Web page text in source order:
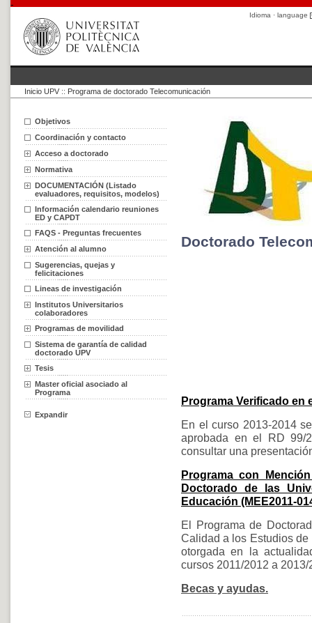
Idioma · language
Inicio UPV :: Programa de doctorado Telecomunicación
Objetivos
Coordinación y contacto
Acceso a doctorado
Normativa
DOCUMENTACIÓN (Listado
evaluadores, requisitos, modelos)
Información calendario reuniones
ED y CAPDT
FAQS - Preguntas frecuentes
Atención al alumno
Sugerencias, quejas y
felicitaciones
Lineas de investigación
Institutos Universitarios
colaboradores
Programas de movilidad
Sistema de garantía de calidad
doctorado UPV
Tesis
Master oficial asociado al
Programa
Expandir
Doctorado
Programa Verificado en
En el curso 2013-2014
aprobada en el RD 99/
consultar una
Programa con
Doctorado de las
Educación (MEE2011-
El Programa de
Calidad a los Estudios
otorgada en la
cursos 2011/2012 a
Becas y ayudas.